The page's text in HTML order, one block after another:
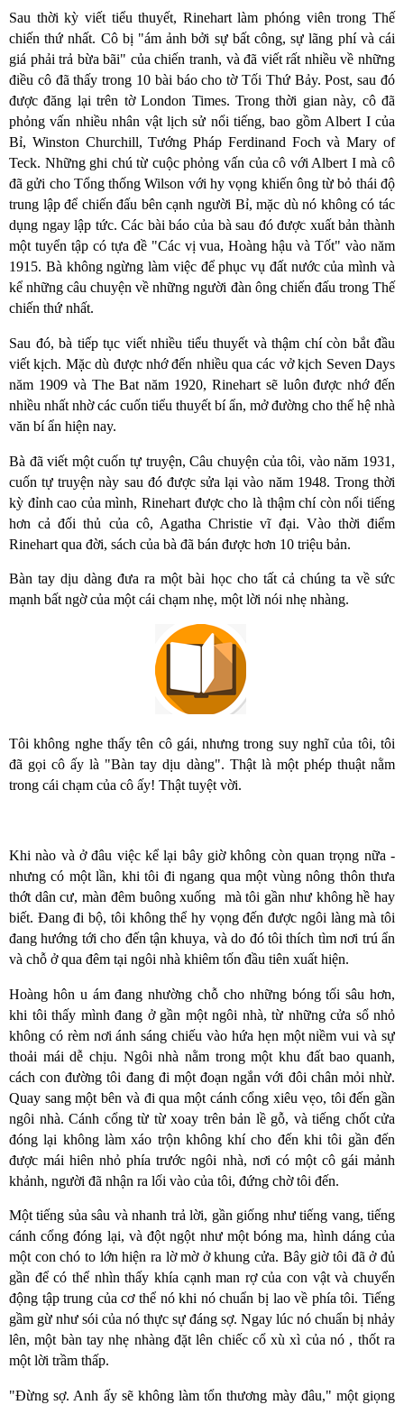
Sau thời kỳ viết tiểu thuyết, Rinehart làm phóng viên trong Thế
chiến thứ nhất. Cô bị "ám ảnh bởi sự bất công, sự lãng phí và cái
giá phải trả bừa bãi" của chiến tranh, và đã viết rất nhiều về những
điều cô đã thấy trong 10 bài báo cho tờ Tối Thứ Bảy. Post, sau đó
được đăng lại trên tờ London Times. Trong thời gian này, cô đã
phỏng vấn nhiều nhân vật lịch sử nổi tiếng, bao gồm Albert I của
Bỉ, Winston Churchill, Tướng Pháp Ferdinand Foch và Mary of
Teck. Những ghi chú từ cuộc phỏng vấn của cô với Albert I mà cô
đã gửi cho Tổng thống Wilson với hy vọng khiến ông từ bỏ thái độ
trung lập để chiến đấu bên cạnh người Bỉ, mặc dù nó không có tác
dụng ngay lập tức. Các bài báo của bà sau đó được xuất bản thành
một tuyển tập có tựa đề "Các vị vua, Hoàng hậu và Tốt" vào năm
1915. Bà không ngừng làm việc để phục vụ đất nước của mình và
kể những câu chuyện về những người đàn ông chiến đấu trong Thế
chiến thứ nhất.
Sau đó, bà tiếp tục viết nhiều tiểu thuyết và thậm chí còn bắt đầu
viết kịch. Mặc dù được nhớ đến nhiều qua các vở kịch Seven Days
năm 1909 và The Bat năm 1920, Rinehart sẽ luôn được nhớ đến
nhiều nhất nhờ các cuốn tiểu thuyết bí ẩn, mở đường cho thế hệ nhà
văn bí ẩn hiện nay.
Bà đã viết một cuốn tự truyện, Câu chuyện của tôi, vào năm 1931,
cuốn tự truyện này sau đó được sửa lại vào năm 1948. Trong thời
kỳ đỉnh cao của mình, Rinehart được cho là thậm chí còn nổi tiếng
hơn cả đối thủ của cô, Agatha Christie vĩ đại. Vào thời điểm
Rinehart qua đời, sách của bà đã bán được hơn 10 triệu bản.
Bàn tay dịu dàng đưa ra một bài học cho tất cả chúng ta về sức
mạnh bất ngờ của một cái chạm nhẹ, một lời nói nhẹ nhàng.
Tôi không nghe thấy tên cô gái, nhưng trong suy nghĩ của tôi, tôi
đã gọi cô ấy là "Bàn tay dịu dàng". Thật là một phép thuật nằm
trong cái chạm của cô ấy! Thật tuyệt vời.
Khi nào và ở đâu việc kể lại bây giờ không còn quan trọng nữa -
nhưng có một lần, khi tôi đi ngang qua một vùng nông thôn thưa
thớt dân cư, màn đêm buông xuống mà tôi gần như không hề hay
biết. Đang đi bộ, tôi không thể hy vọng đến được ngôi làng mà tôi
đang hướng tới cho đến tận khuya, và do đó tôi thích tìm nơi trú ẩn
và chỗ ở qua đêm tại ngôi nhà khiêm tốn đầu tiên xuất hiện.
Hoàng hôn u ám đang nhường chỗ cho những bóng tối sâu hơn,
khi tôi thấy mình đang ở gần một ngôi nhà, từ những cửa sổ nhỏ
không có rèm nơi ánh sáng chiếu vào hứa hẹn một niềm vui và sự
thoải mái dễ chịu. Ngôi nhà nằm trong một khu đất bao quanh,
cách con đường tôi đang đi một đoạn ngắn với đôi chân mỏi nhừ.
Quay sang một bên và đi qua một cánh cổng xiêu vẹo, tôi đến gần
ngôi nhà. Cánh cổng từ từ xoay trên bản lề gỗ, và tiếng chốt cửa
đóng lại không làm xáo trộn không khí cho đến khi tôi gần đến
được mái hiên nhỏ phía trước ngôi nhà, nơi có một cô gái mảnh
khảnh, người đã nhận ra lối vào của tôi, đứng chờ tôi đến.
Một tiếng sủa sâu và nhanh trả lời, gần giống như tiếng vang, tiếng
cánh cổng đóng lại, và đột ngột như một bóng ma, hình dáng của
một con chó to lớn hiện ra lờ mờ ở khung cửa. Bây giờ tôi đã ở đủ
gần để có thể nhìn thấy khía cạnh man rợ của con vật và chuyển
động tập trung của cơ thể nó khi nó chuẩn bị lao về phía tôi. Tiếng
gầm gừ như sói của nó thực sự đáng sợ. Ngay lúc nó chuẩn bị nhảy
lên, một bàn tay nhẹ nhàng đặt lên chiếc cổ xù xì của nó , thốt ra
một lời trầm thấp.
"Đừng sợ. Anh ấy sẽ không làm tổn thương mày đâu," một giọng